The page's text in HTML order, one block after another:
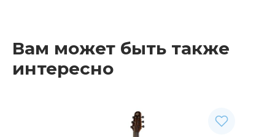
Вам может быть также
интересно